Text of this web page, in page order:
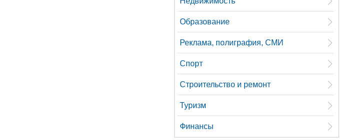
Образование
Реклама, полиграфия, СМИ
Спорт
Строительство и ремонт
Туризм
Финансы